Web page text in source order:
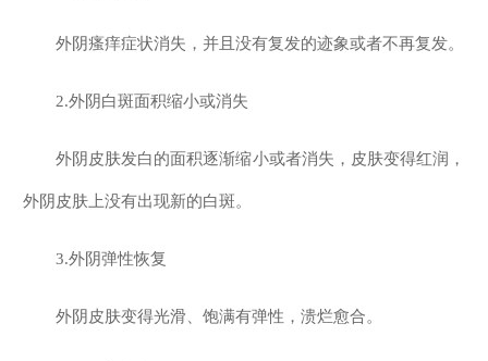
外阴瘙痒症状消失，并且没有复发的迹象或者不再复发。
2.外阴白斑面积缩小或消失
外阴皮肤发白的面积逐渐缩小或者消失，皮肤变得红润，
外阴皮肤上没有出现新的白斑。
3.外阴弹性恢复
外阴皮肤变得光滑、饱满有弹性，溃烂愈合。